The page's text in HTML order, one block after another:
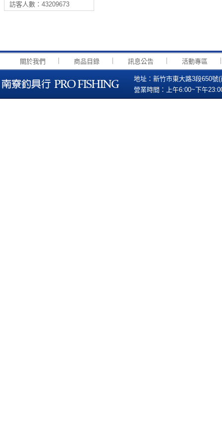
訪客人數：43209673
關於我們 商品目錄 訊息公告 活動專區
地址：新竹市東大路3段650
營業時間：上午6:00~下午